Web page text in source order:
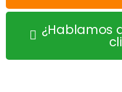
¿Hablamos